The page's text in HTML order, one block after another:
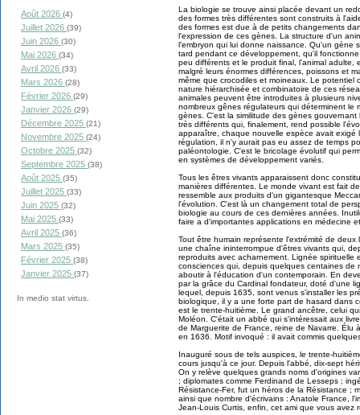
Août 2026 (4)
Juillet 2026 (39)
Juin 2026 (30)
Mai 2026 (34)
Avril 2026 (33)
Mars 2026 (28)
Février 2026 (29)
Janvier 2026 (29)
Décembre 2025 (21)
Novembre 2025 (24)
Octobre 2025 (32)
Septembre 2025 (38)
Août 2025 (35)
Juillet 2025 (33)
Juin 2025 (32)
Mai 2025 (33)
Avril 2025 (36)
Mars 2025 (35)
Février 2025 (38)
Janvier 2025 (37)
In medio stat virtus.
La biologie se trouve ainsi placée devant un
des formes très différentes sont construits à
des formes est due à de petits changements
l'expression de ces gènes. La structure d'un
l'embryon qui lui donne naissance. Qu'un gène
tard pendant ce développement, qu'il
peu différents et le produit final, l'animal adulte,
malgré leurs énormes différences, poissons et
même que crocodiles et moineaux. Le potentiel
nature hiérarchisée et combinatoire de ces
animales peuvent être introduites à plusieurs
nombreux gênes régulateurs qui déterminent le
gènes. C'est la similitude des gènes
très différents qui, finalement, rend possible
apparaître, chaque nouvelle espèce avait
régulation, il n'y aurait pas eu assez de temps
paléontologie. C'est le bricolage évolutif qui
en systèmes de développement variés.
Tous les êtres vivants apparaissent donc
manières différentes. Le monde vivant est fait
ressemble aux produits d'un gigantesque
l'évolution. C'est là un changement total de
biologie au cours de ces dernières années.
faire a d'importantes applications en médecine
Tout être humain représente l'extrémité de
une chaîne ininterrompue d'êtres vivants qui,
reproduits avec acharnement. Lignée spirituelle
consciences qui, depuis quelques centaines de
aboutir à l'éducation d'un contemporain. En
par la grâce du Cardinal fondateur, doté d'une
lequel, depuis 1635, sont venus s'installer les
biologique, il y a une forte part de hasard dans
est le trente-huitième. Le grand ancêtre, celui
Moléon. C'était un abbé qui s'intéressait aux
de Marguerite de France, reine de Navarre.
en 1636. Motif invoqué : il avait commis
Inauguré sous de tels auspices, le trente-
cours jusqu'à ce jour. Depuis l'abbé, dix-sept
On y relève quelques grands noms d'origines
; diplomates comme Ferdinand de Lesseps ;
Résistance-Fer, fut un héros de la Résistance ;
ainsi que nombre d'écrivains : Anatole France,
Jean-Louis Curtis, enfin, cet ami que vous avez